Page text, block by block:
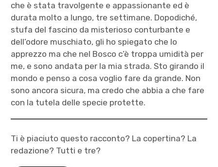
che è stata travolgente e appassionante ed è
durata molto a lungo, tre settimane. Dopodiché,
stufa del fascino da misterioso conturbante e
dell’odore muschiato, gli ho spiegato che lo
apprezzo ma che nel Bosco c’è troppa umidità per
me, e sono andata per la mia strada. Sto girando il
mondo e penso a cosa voglio fare da grande. Non
sono ancora sicura, ma credo che abbia a che fare
con la tutela delle specie protette.
Ti è piaciuto questo racconto? La copertina? La
redazione? Tutti e tre?